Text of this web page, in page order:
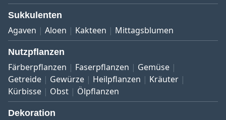
Sukkulenten
Agaven Aloen Kakteen Mittagsblumen
Nutzpflanzen
Färberpflanzen Faserpflanzen
Gemüse
Getreide
Gewürze Heilpflanzen
Kräuter
Kürbisse
Obst Ölpflanzen
Dekoration